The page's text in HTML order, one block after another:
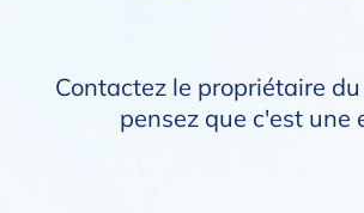
Contactez le propriétaire
pensez que c'est une